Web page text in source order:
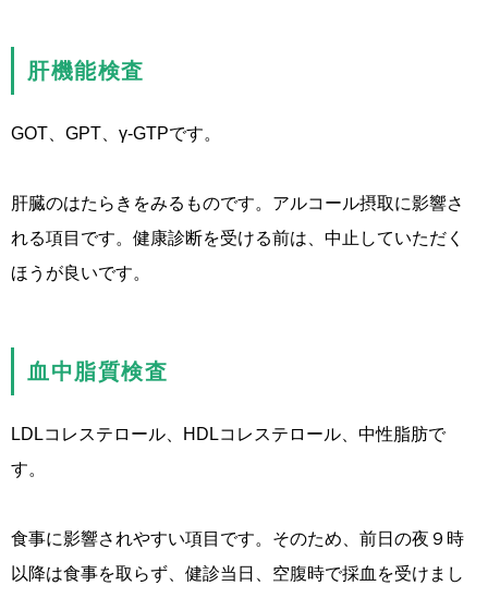
肝機能検査
GOT、GPT、γ-GTPです。
肝臓のはたらきをみるものです。アルコール摂取に影響さ
れる項目です。健康診断を受ける前は、中止していただく
ほうが良いです。
血中脂質検査
LDLコレステロール、HDLコレステロール、中性脂肪で
す。
食事に影響されやすい項目です。そのため、前日の夜９時
以降は食事を取らず、健診当日、空腹時で採血を受けまし